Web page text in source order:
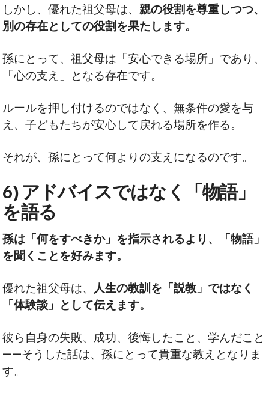
しかし、優れた祖父母は、親の役割を尊重しつつ、
別の存在としての役割を果たします。
孫にとって、祖父母は「安心できる場所」であり、
「心の支え」となる存在です。
ルールを押し付けるのではなく、無条件の愛を与
え、子どもたちが安心して戻れる場所を作る。
それが、孫にとって何よりの支えになるのです。
6) アドバイスではなく「物語」
を語る
孫は「何をすべきか」を指示されるより、「物語」
を聞くことを好みます。
優れた祖父母は、人生の教訓を「説教」ではなく
「体験談」として伝えます。
彼ら自身の失敗、成功、後悔したこと、学んだこと
——そうした話は、孫にとって貴重な教えとなりま
す。